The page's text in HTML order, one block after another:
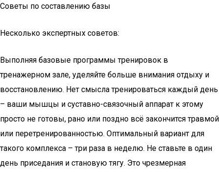
Советы по составлению базы
Несколько экспертных советов:
Выполняя базовые программы тренировок в
тренажерном зале, уделяйте больше внимания отдыху и
восстановлению. Нет смысла тренироваться каждый день
– ваши мышцы и суставно-связочный аппарат к этому
просто не готовы, рано или поздно всё закончится травмой
или перетренированностью. Оптимальный вариант для
такого комплекса – три раза в неделю. Не ставьте в один
день приседания и становую тягу. Это чрезмерная